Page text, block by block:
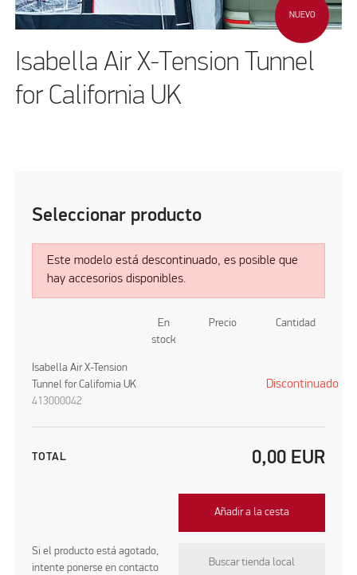
NUEVO
Isabella Air X-Tension Tunnel
for California UK
Seleccionar producto
Este modelo está descontinuado, es posible que
hay accesorios disponibles.
En
stock
Precio Cantidad
Isabella Air X-Tension
Tunnel for California UK
413000042
Discontinuado
TOTAL 0,00 EUR
Añadir a la cesta
Si el producto está agotado,
intente ponerse en contacto
Buscar tienda local